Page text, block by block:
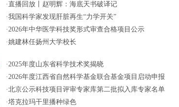
·直播回放丨赵明辉：海底天书破译记
·我国科学家发现肝脏再生“力学开关”
·2026年中华医学科技奖形式审查合格项目公示
·姚建林任扬州大学校长
·2025年度山东省科学技术奖揭晓
·2026年度江西省自然科学基金联合基金项目启动申报
·北京公示科技项目评审专家库第二批拟入库专家名单
·塔克拉玛干里播种绿色